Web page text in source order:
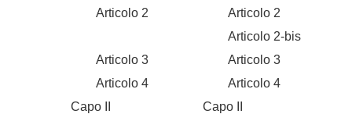
Articolo 2
Articolo 2
Articolo 2-bis
Articolo 3
Articolo 3
Articolo 4
Articolo 4
Capo II
Capo II